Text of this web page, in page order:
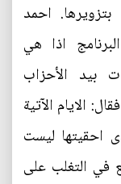
بتزويرها. احمد
اذا هي
بيد الأحزاب
الايام الآتية
احقيتها ليست
في التغلب على